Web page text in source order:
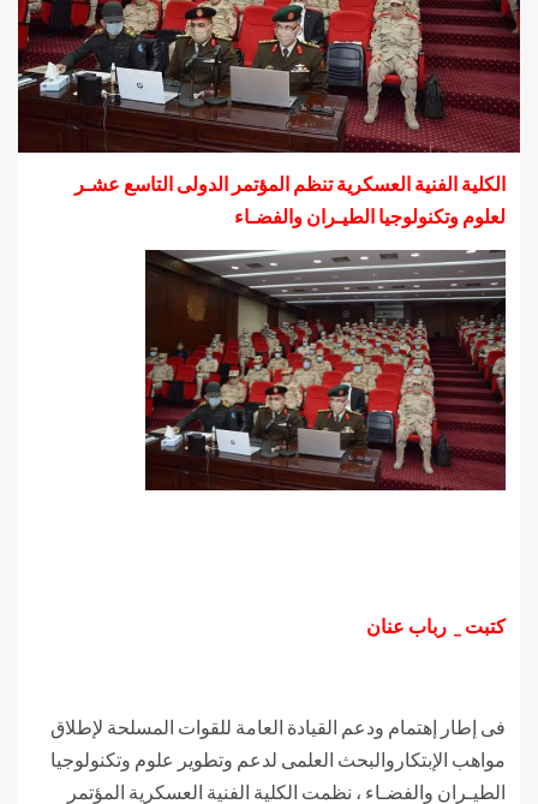
الكلية الفنية العسكرية تنظم المؤتمر الدولى التاسع عشـر
لعلوم وتكنولوجيا الطيـران والفضـاء
كتبت _ رباب عنان
فى إطار إهتمام ودعم القيادة العامة للقوات المسلحة لإطلاق
مواهب الإبتكاروالبحث العلمى لدعم وتطوير علوم وتكنولوجيا
الطيـران والفضـاء ، نظمت الكلية الفنية العسكرية المؤتمر